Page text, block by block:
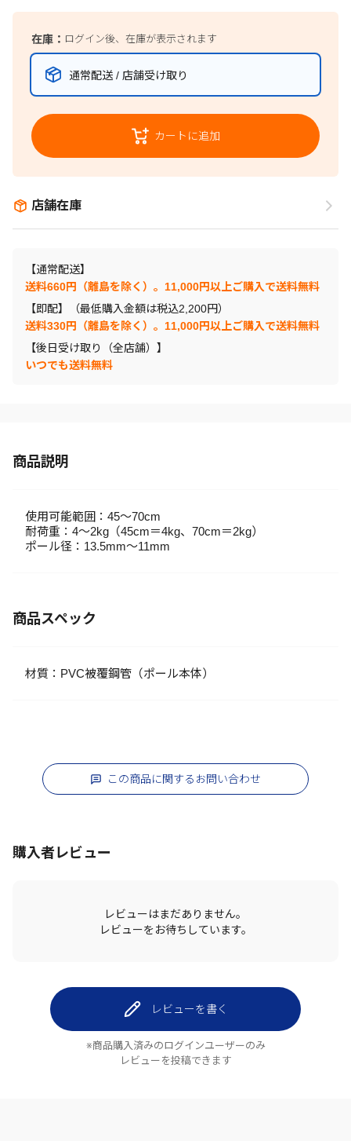
在庫： ログイン後、在庫が表示されます
通常配送 / 店舗受け取り
カートに追加
店舗在庫
【通常配送】
送料660円（離島を除く）。11,000円以上ご購入で送料無料
【即配】（最低購入金額は税込2,200円）
送料330円（離島を除く）。11,000円以上ご購入で送料無料
【後日受け取り（全店舗）】
いつでも送料無料
商品説明
使用可能範囲：45～70cm
耐荷重：4～2kg（45cm＝4kg、70cm＝2kg）
ポール径：13.5mm～11mm
商品スペック
材質：PVC被覆鋼管（ポール本体）
この商品に関するお問い合わせ
購入者レビュー
レビューはまだありません。
レビューをお待ちしています。
レビューを書く
※商品購入済みのログインユーザーのみ
レビューを投稿できます